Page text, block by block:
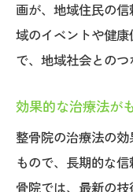
画が、地域住民の
域のイベントや健
で、地域社会とのつ
効果的な治療法が
整骨院の治療法の
もので、長期的な
骨院では、最新の